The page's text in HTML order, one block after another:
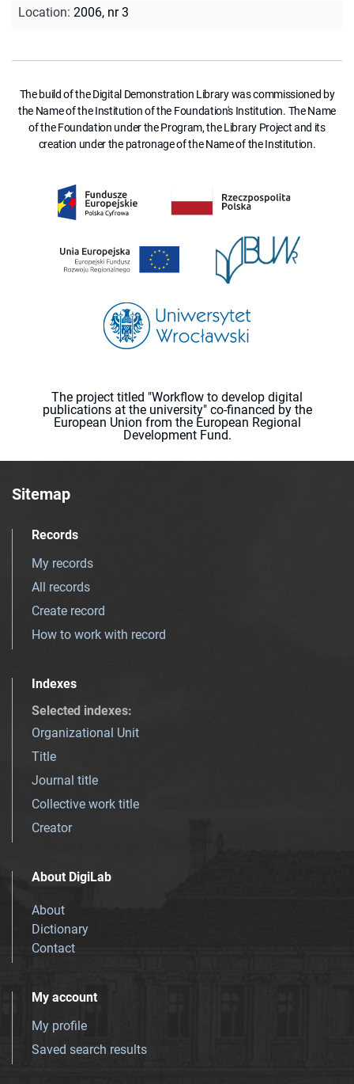
Location: 2006, nr 3
The build of the Digital Demonstration Library was commissioned by
the Name of the Institution of the Foundation's Institution. The Name
of the Foundation under the Program, the Library Project and its
creation under the patronage of the Name of the Institution.
The project titled "Workflow to develop digital
publications at the university" co-financed by the
European Union from the European Regional
Development Fund.
Sitemap
Records
My records
All records
Create record
How to work with record
Indexes
Selected indexes:
Organizational Unit
Title
Journal title
Collective work title
Creator
About DigiLab
About
Dictionary
Contact
My account
My profile
Saved search results